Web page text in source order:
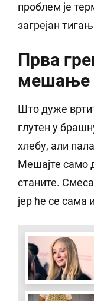
проблем је
загрејан
Прва
мешање
Што дуже
глутен у
хлебу, али
Мешајте само
станите.
јер ће се сама